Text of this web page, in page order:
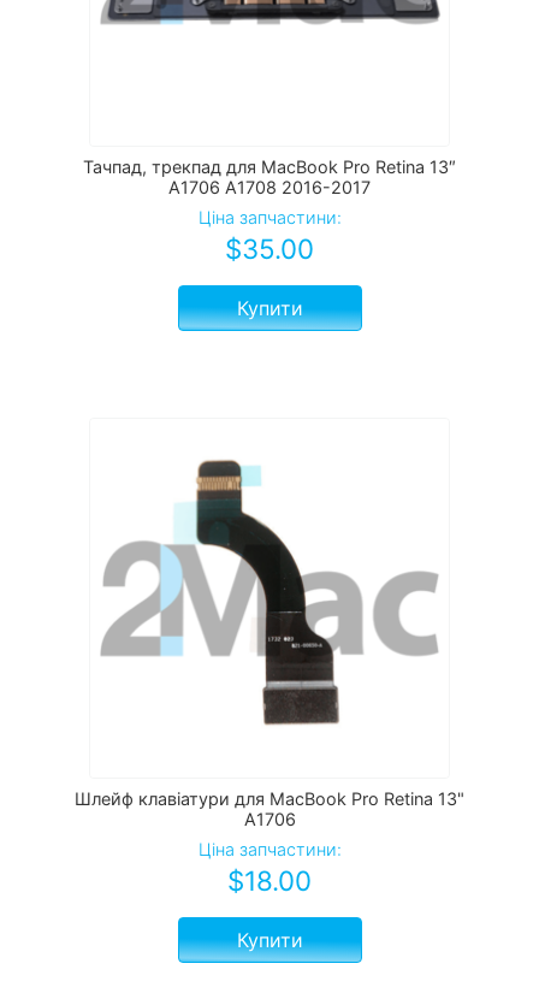
Тачпад, трекпад для MacBook Pro Retina 13″
A1706 А1708 2016-2017
Ціна запчастини:
$35.00
Купити
Шлейф клавіатури для MacBook Pro Retina 13"
A1706
Ціна запчастини:
$18.00
Купити